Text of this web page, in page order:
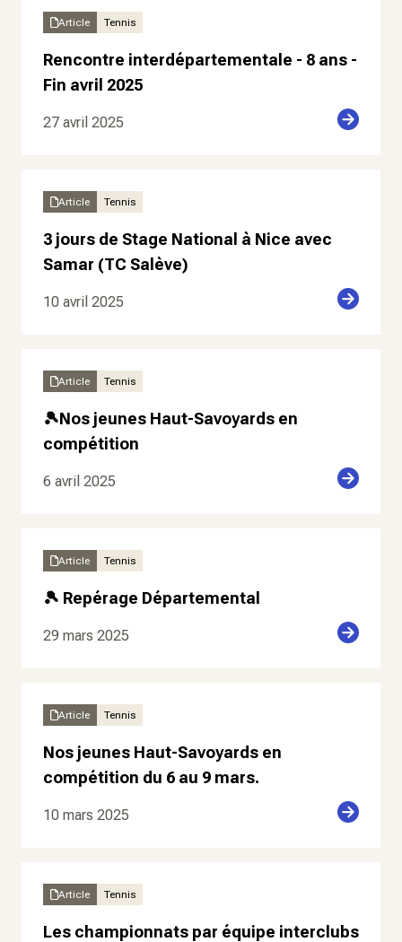
Article Tennis
Rencontre interdépartementale - 8 ans -
Fin avril 2025
27 avril 2025
Article Tennis
3 jours de Stage National à Nice avec
Samar (TC Salève)
10 avril 2025
Article Tennis
🎾Nos jeunes Haut-Savoyards en
compétition
6 avril 2025
Article Tennis
🎾 Repérage Départemental
29 mars 2025
Article Tennis
Nos jeunes Haut-Savoyards en
compétition du 6 au 9 mars.
10 mars 2025
Article Tennis
Les championnats par équipe interclubs